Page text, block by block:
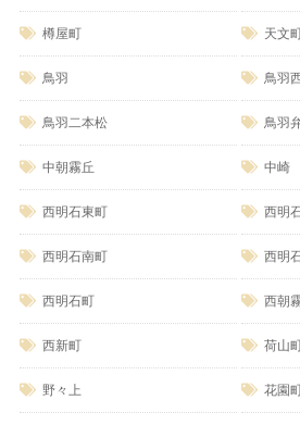
樽屋町 天文
鳥羽 鳥羽
鳥羽二本松 鳥羽
中朝霧丘 中崎
西明石東町 西明
西明石南町 西明
西明石町 西朝
西新町 荷山
野々上 花園